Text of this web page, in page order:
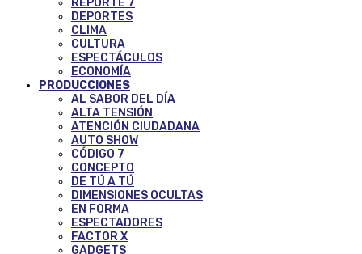
DEPORTES
CLIMA
CULTURA
ESPECTÁCULOS
ECONOMÍA
PRODUCCIONES
AL SABOR DEL DÍA
ALTA TENSIÓN
ATENCIÓN CIUDADANA
AUTO SHOW
CÓDIGO 7
CONCEPTO
DE TÚ A TÚ
DIMENSIONES OCULTAS
EN FORMA
ESPECTADORES
FACTOR X
GADGETS